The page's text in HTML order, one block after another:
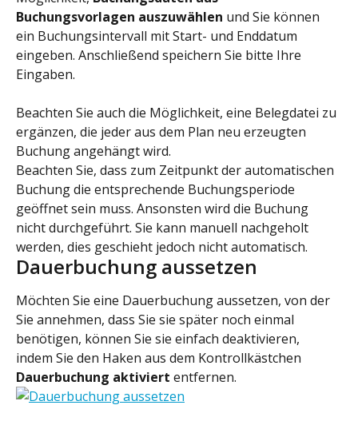
Buchungsvorlagen auszuwählen und Sie können
ein Buchungsintervall mit Start- und Enddatum
eingeben. Anschließend speichern Sie bitte Ihre
Eingaben.
Beachten Sie auch die Möglichkeit, eine Belegdatei zu
ergänzen, die jeder aus dem Plan neu erzeugten
Buchung angehängt wird.
Beachten Sie, dass zum Zeitpunkt der automatischen
Buchung die entsprechende Buchungsperiode
geöffnet sein muss. Ansonsten wird die Buchung
nicht durchgeführt. Sie kann manuell nachgeholt
werden, dies geschieht jedoch nicht automatisch.
Dauerbuchung aussetzen
Möchten Sie eine Dauerbuchung aussetzen, von der
Sie annehmen, dass Sie sie später noch einmal
benötigen, können Sie sie einfach deaktivieren,
indem Sie den Haken aus dem Kontrollkästchen
Dauerbuchung aktiviert entfernen.